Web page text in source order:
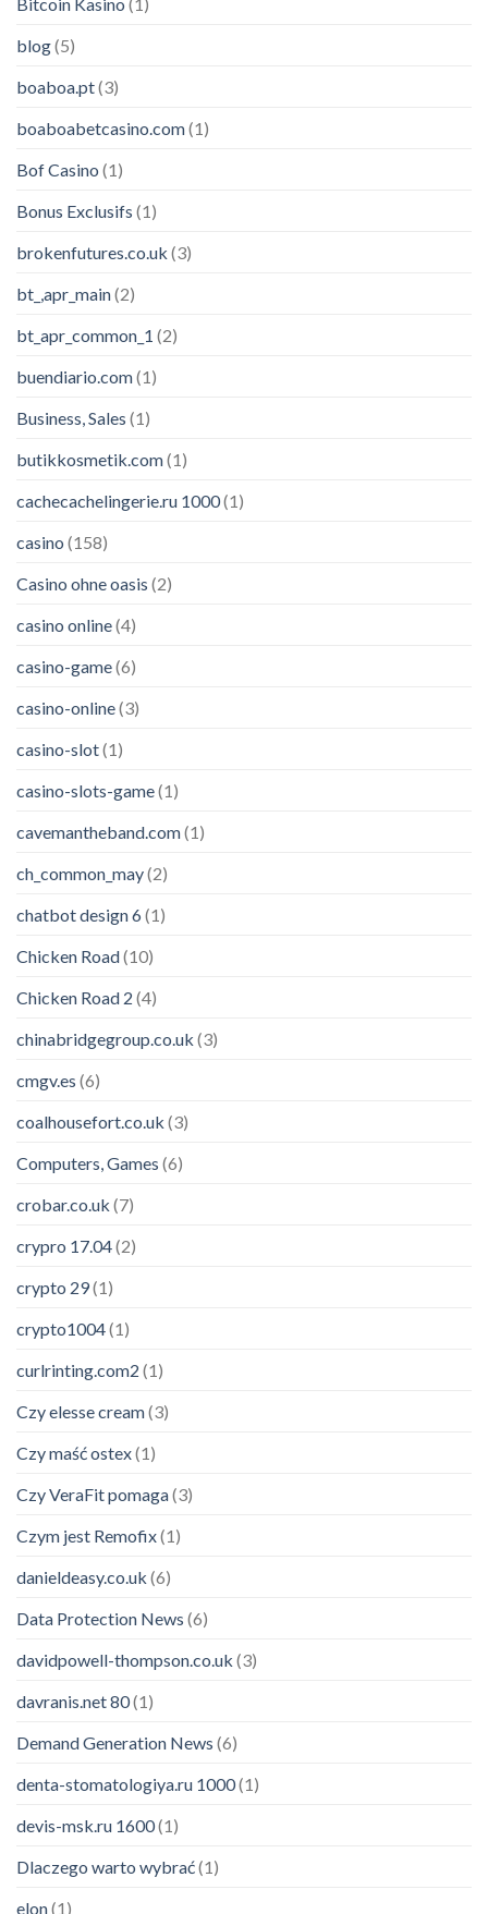
Bitcoin Kasino (1)
blog(5)
boaboa.pt(3)
boaboabetcasino.com(1)
Bof Casino (1)
Bonus Exclusifs (1)
brokenfutures.co.uk (3)
bt_,apr_main(2)
bt_apr_common_1 (2)
buendiario.com(1)
Business, Sales (1)
butikkosmetik.com(1)
cachecachelingerie.ru 1000(1)
casino (158)
Casino ohne oasis (2)
casino online(4)
casino-game(6)
casino-online(3)
casino-slot(1)
casino-slots-game(1)
cavemantheband.com(1)
ch_common_may(2)
chatbot design 6(1)
Chicken Road(10)
Chicken Road 2 (4)
chinabridgegroup.co.uk (3)
cmgv.es (6)
coalhousefort.co.uk (3)
Computers, Games (6)
crobar.co.uk (7)
crypro 17.04(2)
crypto 29(1)
crypto1004(1)
curlrinting.com2 (1)
Czy elesse cream(3)
Czy maść ostex(1)
Czy VeraFit pomaga(3)
Czym jest Remofix(1)
danieldeasy.co.uk (6)
Data Protection News (6)
davidpowell-thompson.co.uk (3)
davranis.net 80(1)
Demand Generation News (6)
denta-stomatologiya.ru 1000(1)
devis-msk.ru 1600(1)
Dlaczego warto wybrać(1)
elon(1)